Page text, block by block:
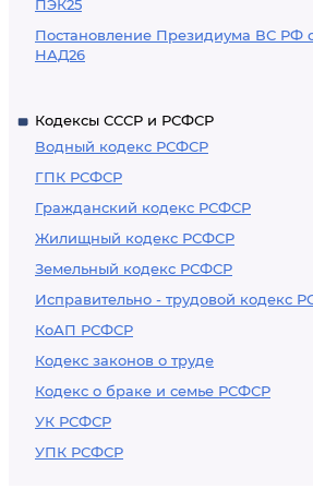
ПЭК25
Постановление Президиума ВС РФ
НАД26
Кодексы СССР и РСФСР
Водный кодекс РСФСР
ГПК РСФСР
Гражданский кодекс РСФСР
Жилищный кодекс РСФСР
Земельный кодекс РСФСР
Исправительно - трудовой кодекс
КоАП РСФСР
Кодекс законов о труде
Кодекс о браке и семье РСФСР
УК РСФСР
УПК РСФСР